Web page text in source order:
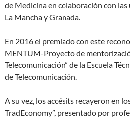
de Medicina en colaboración con
La Mancha y Granada.
En 2016 el premiado con este
MENTUM-Proyecto de
Telecomunicación” de la Escuela
de Telecomunicación.
A su vez, los accésits recayeron en
TradEconomy”, presentado por